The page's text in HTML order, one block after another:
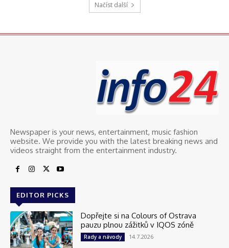
Načíst další
Newspaper is your news, entertainment, music fashion
website. We provide you with the latest breaking news and
videos straight from the entertainment industry.
EDITOR PICKS
Dopřejte si na Colours of Ostrava
pauzu plnou zážitků v IQOS zóně
Rady a návody 14.7.2026